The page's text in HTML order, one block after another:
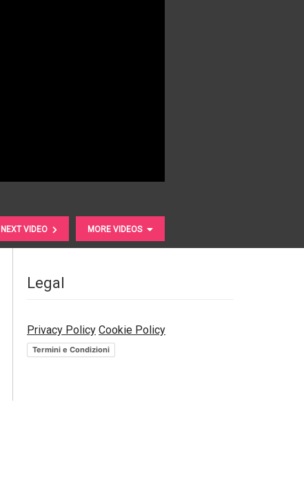
NEXT VIDEO MORE VIDEOS
Banche in crisi? E io pago.
Marco Ferrando, Sole24Ore
Legal
Privacy Policy Cookie Policy
Termini e Condizioni